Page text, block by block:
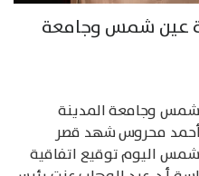
عين شمس وجامعة
شمس وجامعة المدينة
أحمد محروس شهد قصر
اليوم توقيع اتفاقية